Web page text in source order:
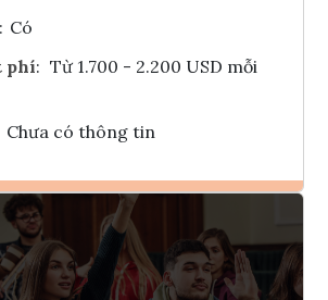
: Có
phí: Từ 1.700 - 2.200 USD mỗi
Chưa có thông tin
Ghi danh
Tham vấn Interlink